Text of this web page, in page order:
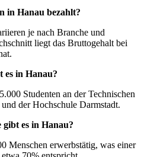
in Hanau bezahlt?
je nach Branche und
liegt das Bruttogehalt bei
es in Hanau?
Studenten an der Technischen
der Hochschule Darmstadt.
es in Hanau?
Menschen erwerbstätig, was einer